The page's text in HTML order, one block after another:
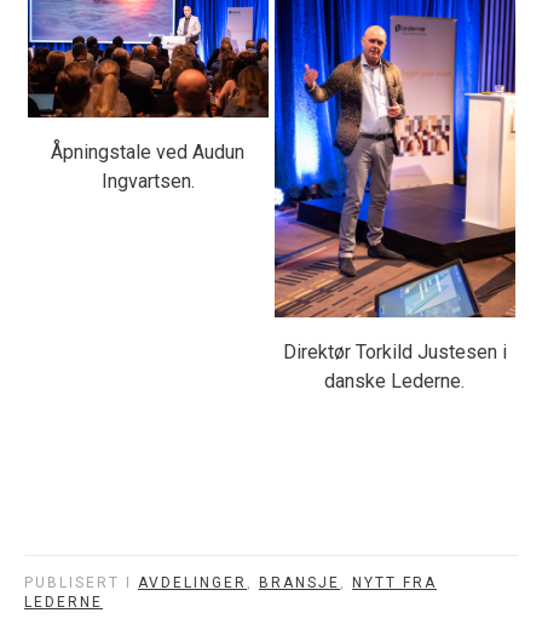
Åpningstale ved Audun
Ingvartsen.
Direktør Torkild Justesen i
danske Lederne.
PUBLISERT I AVDELINGER , BRANSJE , NYTT FRA
LEDERNE